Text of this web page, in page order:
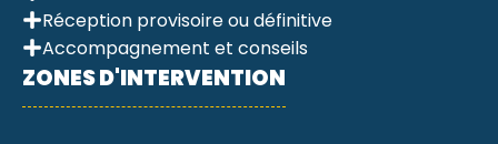
Réception provisoire ou définitive
Accompagnement et conseils
ZONES D'INTERVENTION